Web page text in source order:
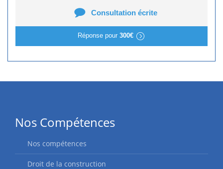
Consultation écrite
Réponse pour 300€
Nos Compétences
Nos compétences
Droit de la construction